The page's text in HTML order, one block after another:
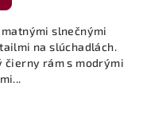
slnečnými
na slúchadlách.
čierny rám s modrými